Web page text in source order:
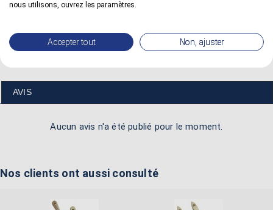
85 x 400 mm.
AVIS
Aucun avis n'a été publié pour le moment.
Nos clients ont aussi consulté
nous utilisons, ouvrez les paramètres.
Accepter tout Non, ajuster